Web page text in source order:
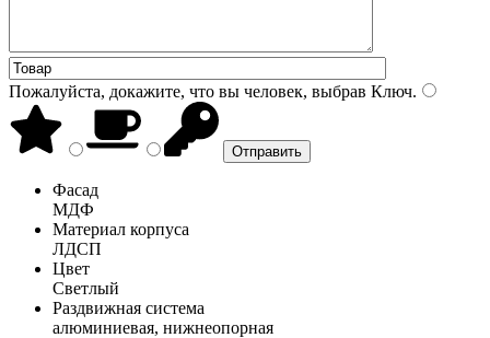
Пожалуйста, докажите, что вы человек, выбрав Ключ.
Фасад
МДФ
Материал корпуса
ЛДСП
Цвет
Светлый
Раздвижная система
алюминиевая, нижнеопорная